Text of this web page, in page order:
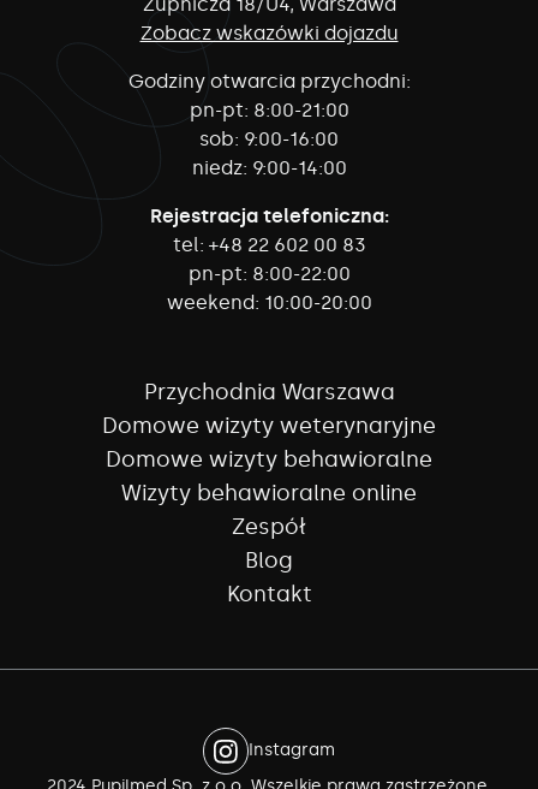
Zobacz wskazówki dojazdu
Godziny otwarcia przychodni:
pn-pt: 8:00-21:00
sob: 9:00-16:00
niedz: 9:00-14:00
Rejestracja telefoniczna:
tel: +48 22 602 00 83
pn-pt: 8:00-22:00
weekend: 10:00-20:00
Przychodnia Warszawa
Domowe wizyty weterynaryjne
Domowe wizyty behawioralne
Wizyty behawioralne online
Zespół
Blog
Kontakt
Instagram